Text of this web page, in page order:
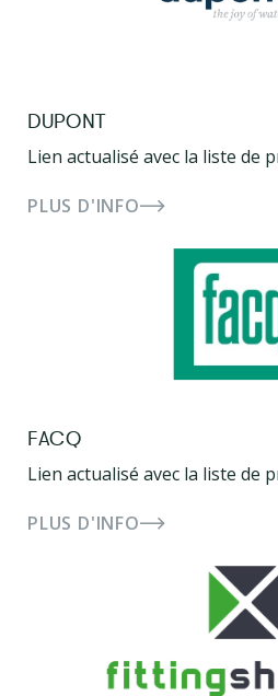
DUPONT
Lien actualisé avec la liste de
PLUS D'INFO
FACQ
Lien actualisé avec la liste de
PLUS D'INFO